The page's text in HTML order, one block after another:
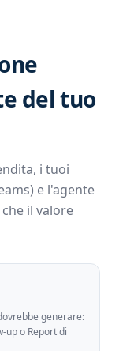
del tuo
i tuoi
e l'agente
il valore
generare:
up o Report di